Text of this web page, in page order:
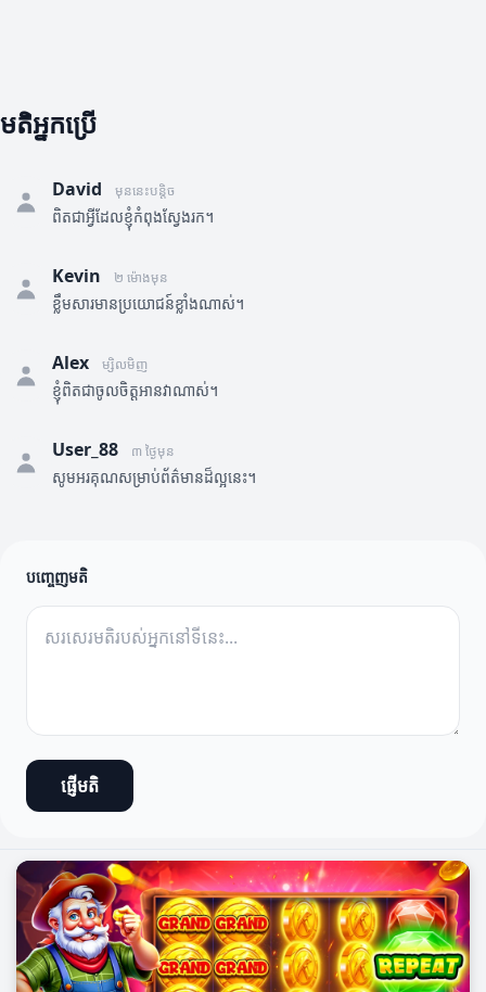
មតិអ្នកប្រើ
David មុននេះបន្តិច
ពិតជាអ្វីដែលខ្ញុំកំពុងស្វែងរក។
Kevin ២ ម៉ោងមុន
ខ្លឹមសារមានប្រយោជន៍ខ្លាំងណាស់។
Alex ម្សិលមិញ
ខ្ញុំពិតជាចូលចិត្តអានវាណាស់។
User_88 ៣ ថ្ងៃមុន
សូមអរគុណសម្រាប់ព័ត៌មានដ៏ល្អនេះ។
បញ្ចេញមតិ
ផ្ញើមតិ